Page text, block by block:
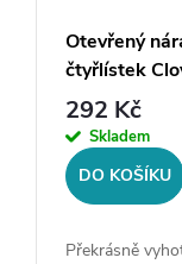
Otevřený
čtyřlístek
ocel
292 Kč
Skladem
DO KOŠÍKU
Překrásně